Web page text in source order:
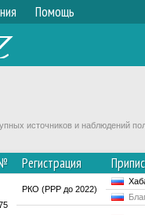
Помощь
источников и наблюдений
Регистрация
РКО (РРР до 2022)